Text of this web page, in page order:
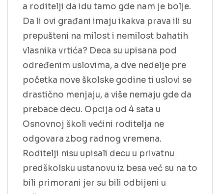
a roditelji da idu tamo gde nam je bolje.
Da li ovi građani imaju ikakva prava ili su
prepušteni na milost i nemilost bahatih
vlasnika vrtića? Deca su upisana pod
određenim uslovima, a dve nedelje pre
početka nove školske godine ti uslovi se
drastično menjaju, a više nemaju gde da
prebace decu. Opcija od 4 sata u
Osnovnoj školi većini roditelja ne
odgovara zbog radnog vremena.
Roditelji nisu upisali decu u privatnu
predškolsku ustanovu iz besa već su na to
bili primorani jer su bili odbijeni u